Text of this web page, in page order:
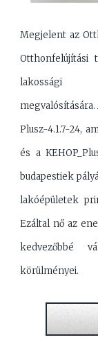
Megjelent az
Otthonfelújítási
lakossági
Plusz-4.1.7-24,
és a
budapestiek
lakóépületek
Ezáltal nő az
kedvezőbbé
körülményei.